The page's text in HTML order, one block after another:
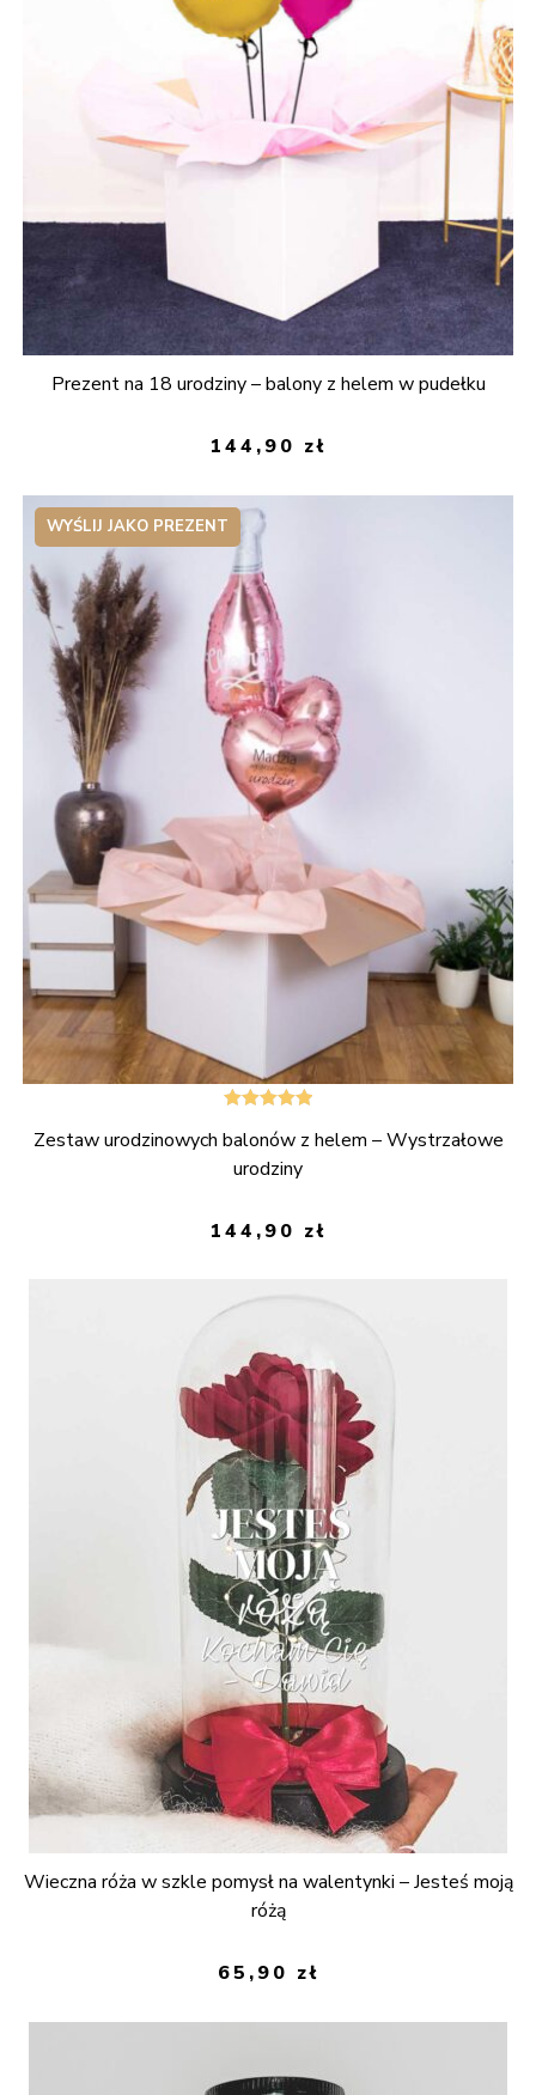
Prezent na 18 urodziny – balony z helem w pudełku
144,90 zł
WYŚLIJ JAKO PREZENT
5.00na 5
Zestaw urodzinowych balonów z helem – Wystrzałowe
urodziny
144,90 zł
Wieczna róża w szkle pomysł na walentynki – Jesteś moją
różą
65,90 zł